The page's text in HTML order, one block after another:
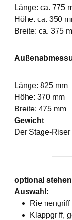
Länge: ca. 775
Höhe: ca. 350
Breite: ca. 375
Länge: 825 mm
Höhe: 370 mm
Breite: 475 mm
Gewicht
Der Stage-
optional
Auswahl:
Riemengriff
Klappgriff,